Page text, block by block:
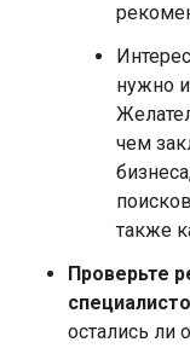
нужно
чем
также
Проверьте
остались ли